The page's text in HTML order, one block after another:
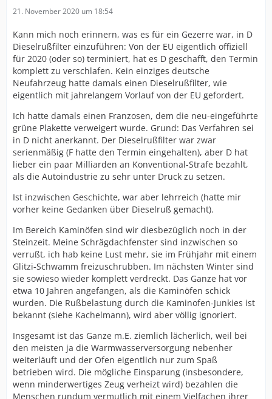
21. November 2020 um 18:54
Kann mich noch erinnern, was es für ein Gezerre war, in D
Dieselrußfilter einzuführen: Von der EU eigentlich offiziell
für 2020 (oder so) terminiert, hat es D geschafft, den Termin
komplett zu verschlafen. Kein einziges deutsche
Neufahrzeug hatte damals einen Dieselrußfilter, wie
eigentlich mit jahrelangem Vorlauf von der EU gefordert.
Ich hatte damals einen Franzosen, dem die neu-eingeführte
grüne Plakette verweigert wurde. Grund: Das Verfahren sei
in D nicht anerkannt. Der Dieselrußfilter war zwar
serienmäßig (F hatte den Termin eingehalten), aber D hat
lieber ein paar Milliarden an Konventional-Strafe bezahlt,
als die Autoindustrie zu sehr unter Druck zu setzen.
Ist inzwischen Geschichte, war aber lehrreich (hatte mir
vorher keine Gedanken über Dieselruß gemacht).
Im Bereich Kaminöfen sind wir diesbezüglich noch in der
Steinzeit. Meine Schrägdachfenster sind inzwischen so
verrußt, ich hab keine Lust mehr, sie im Frühjahr mit einem
Glitzi-Schwamm freizuschrubben. Im nächsten Winter sind
sie sowieso wieder komplett verdreckt. Das Ganze hat vor
etwa 10 Jahren angefangen, als die Kaminöfen schick
wurden. Die Rußbelastung durch die Kaminofen-Junkies ist
bekannt (siehe Kachelmann), wird aber völlig ignoriert.
Insgesamt ist das Ganze m.E. ziemlich lächerlich, weil bei
den meisten ja die Warmwasserversorgung nebenher
weiterläuft und der Ofen eigentlich nur zum Spaß
betrieben wird. Die mögliche Einsparung (insbesondere,
wenn minderwertiges Zeug verheizt wird) bezahlen die
Menschen rundum vermutlich mit einem Vielfachen ihrer